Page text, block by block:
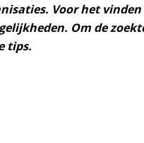
Voor het
Om de
tips.